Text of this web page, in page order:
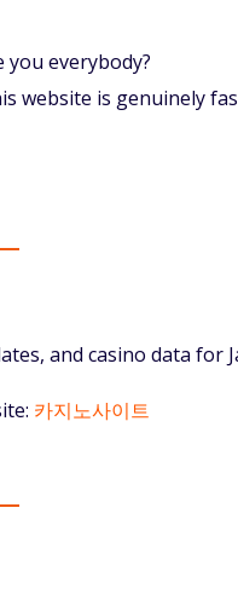
everybody?
website is genuinely
and casino data for
카지노사이트